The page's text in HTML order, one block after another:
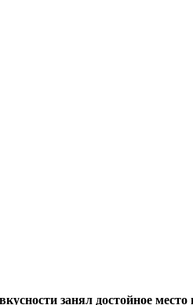
занял достойное место